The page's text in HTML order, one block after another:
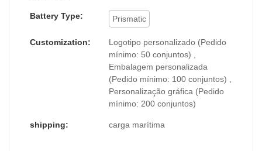
Battery Type: Prismatic
Customization:
Logotipo personalizado (Pedido
mínimo: 50 conjuntos) ,
Embalagem personalizada
(Pedido mínimo: 100 conjuntos) ,
Personalização gráfica (Pedido
mínimo: 200 conjuntos)
shipping: carga marítima